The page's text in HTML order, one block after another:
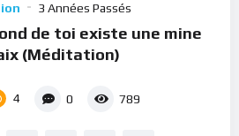
3 Années Passés
de toi existe une mine
(Méditation)
4 0 789